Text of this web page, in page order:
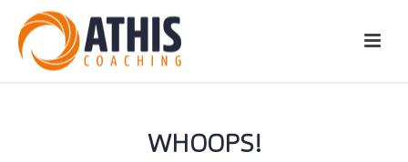
WHOOPS!